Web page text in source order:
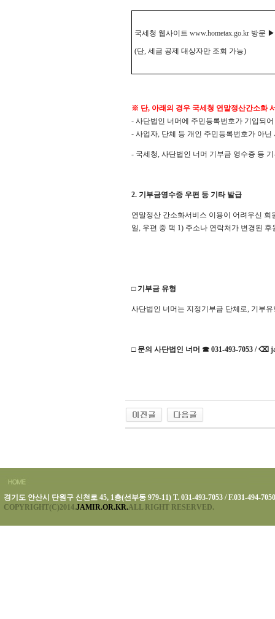
국세청 웹사이트 www.hometax.go.kr 방문 ▶
(단, 세금 공제 대상자만 조회 가능)
※ 단, 아래의 경우 국세청 연말정산간소화
- 사단법인 너머에 주민등록번호가 기입되
- 사업자, 단체 등 개인 주민등록번호가 아
- 국세청, 사단법인 너머 기부금 영수증 등
2. 기부금영수증 우편 등 기타 발급
연말정산 간소화서비스 이용이 어려우신
일, 우편 중 택 1) 주소나 연락처가 변경된
□ 기부금 유형
사단법인 너머는 지정기부금 단체로, 기부
□ 문의 사단법인 너머 ☎ 031-493-7053 / ⌫
경기도 안산시 단원구 신천로 45, 1층(선부동 979-11) T. 031-493-7053 / F.031-494-7050
COPYRIGHT(C)2014.JAMIR.OR.KR.ALL RIGHT RESERVED.